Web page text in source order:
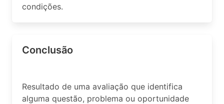
condições.
Conclusão
Resultado de uma avaliação que identifica
alguma questão, problema ou oportunidade